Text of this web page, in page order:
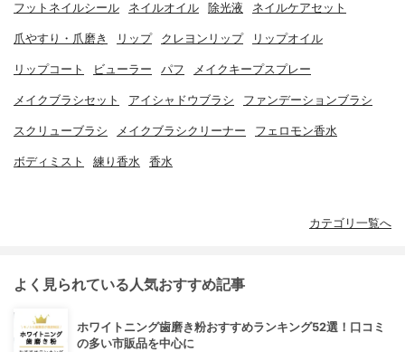
フットネイルシール ネイルオイル 除光液 ネイルケアセット
爪やすり・爪磨き リップ クレヨンリップ リップオイル
リップコート ビューラー パフ メイクキープスプレー
メイクブラシセット アイシャドウブラシ ファンデーションブラシ
スクリューブラシ メイクブラシクリーナー フェロモン香水
ボディミスト 練り香水 香水
カテゴリ一覧へ
よく見られている人気おすすめ記事
ホワイトニング歯磨き粉おすすめランキング52選！口コミ
の多い市販品を中心に